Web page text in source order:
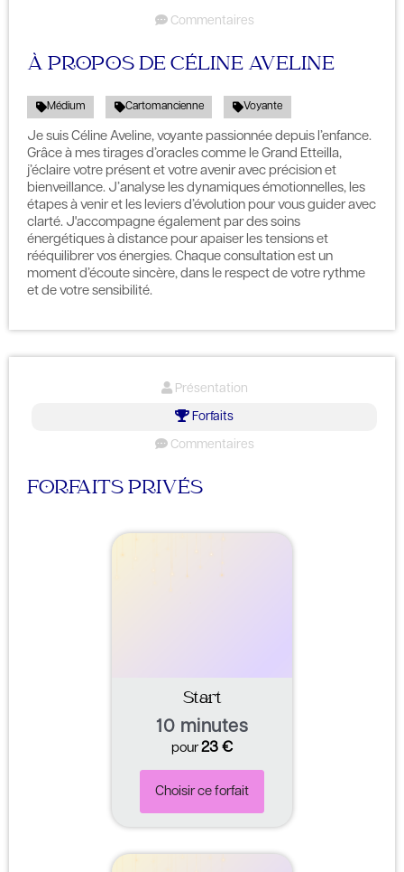
Commentaires
À PROPOS DE CÉLINE AVELINE
Médium Cartomancienne Voyante
Je suis Céline Aveline, voyante passionnée depuis l’enfance.
Grâce à mes tirages d’oracles comme le Grand Etteilla,
j’éclaire votre présent et votre avenir avec précision et
bienveillance. J’analyse les dynamiques émotionnelles, les
étapes à venir et les leviers d’évolution pour vous guider avec
clarté. J'accompagne également par des soins
énergétiques à distance pour apaiser les tensions et
rééquilibrer vos énergies. Chaque consultation est un
moment d’écoute sincère, dans le respect de votre rythme
et de votre sensibilité.
Présentation
Forfaits
Commentaires
FORFAITS PRIVÉS
Start
10 minutes
pour23 €
Choisir ce forfait